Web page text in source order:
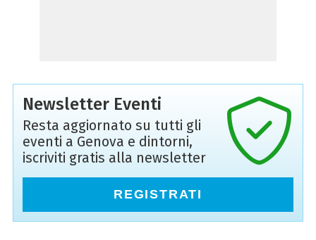
Newsletter Eventi
Resta aggiornato su tutti gli
eventi a Genova e dintorni,
iscriviti gratis alla newsletter
REGISTRATI